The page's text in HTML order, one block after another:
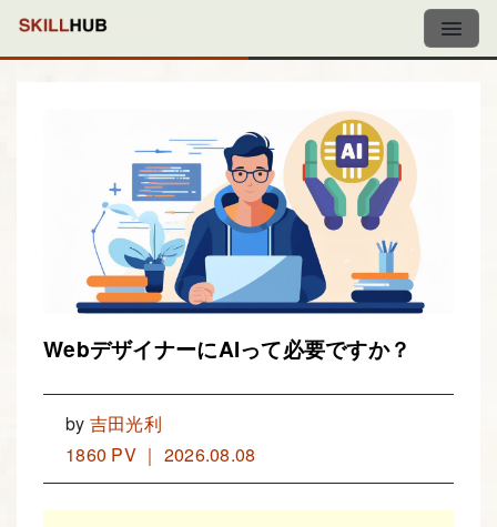
WebデザイナーにAIって必要ですか？
by 吉田光利
1860 PV ｜ 2026.08.08